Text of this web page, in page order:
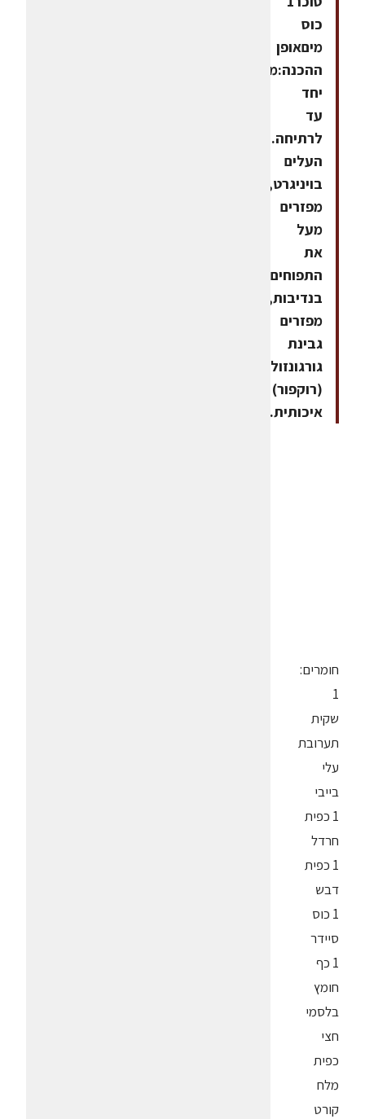
כוס
מיםאופן
ההכנה:מבשלים
יחד
עד
לרתיחה.הגשה:מערבבים
העלים
בויניגרט,
מפזרים
מעל
את
התפוחים
בנדיבות,ועליהם
מפזרים
גבינת
גורגונזולה
(רוקפור)
איכותית.
חומרים:
1
שקית
תערובת
עלי
בייבי
1 כפית
חרדל
1 כפית
דבש
1 כוס
סיידר
1 כף
חומץ
בלסמי
חצי
כפית
מלח
קורט